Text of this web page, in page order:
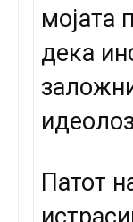
мојата
дека
Патот